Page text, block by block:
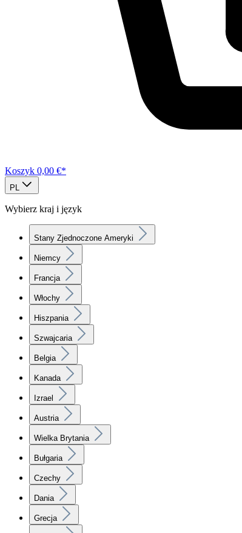
Koszyk 0,00 €*
PL
Wybierz kraj i język
Stany Zjednoczone Ameryki
Niemcy
Francja
Włochy
Hiszpania
Szwajcaria
Belgia
Kanada
Izrael
Austria
Wielka Brytania
Bułgaria
Czechy
Dania
Grecja